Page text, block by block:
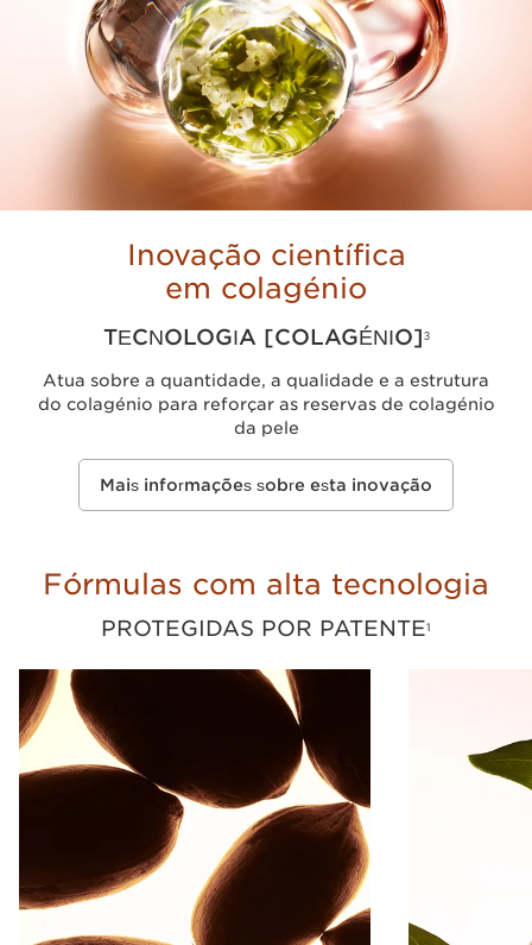
Inovação científica
em colagénio
TECNOLOGIA [COLAGÉNIO]3
Atua sobre a quantidade, a qualidade e a estrutura
do colagénio para reforçar as reservas de colagénio
da pele
Mais informações sobre esta inovação
Fórmulas com alta tecnologia
PROTEGIDAS POR PATENTE1